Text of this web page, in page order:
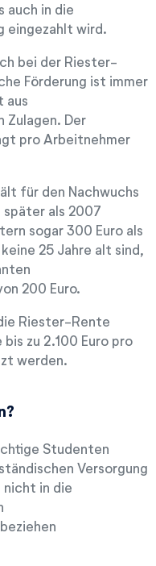
auch in die
eingezahlt wird.
bei der Riester-
Förderung ist immer
aus
Zulagen. Der
pro Arbeitnehmer
für den Nachwuchs
später als 2007
sogar 300 Euro als
25 Jahre alt sind,
200 Euro.
Riester-Rente
zu 2.100 Euro pro
werden.
Studenten
Versorgung
in die